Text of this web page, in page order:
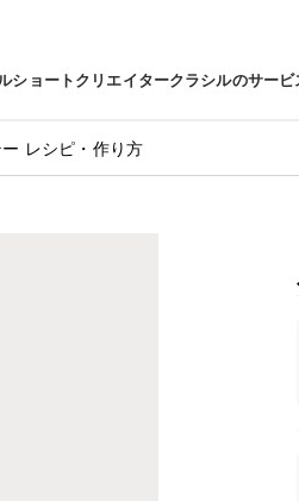
ショートクリエイタークラシルのサービ
レシピ・作り方